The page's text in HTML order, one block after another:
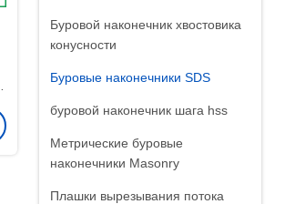
Буровой наконечник хвостовика
конусности
Буровые наконечники SDS
буровой наконечник шага hss
Метрические буровые
наконечники Masonry
Плашки вырезывания потока